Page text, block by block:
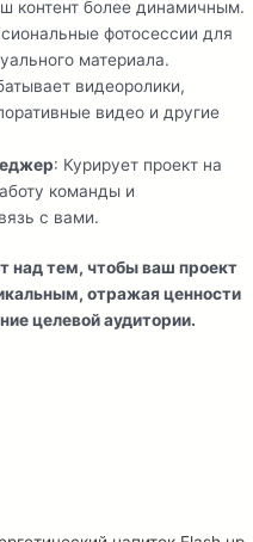
контент более динамичным.
фотосессии для
материала.
видеоролики,
видео и другие
: Курирует проект на
команды и
с вами.
над тем, чтобы ваш проект
отражая ценности
целевой аудитории.